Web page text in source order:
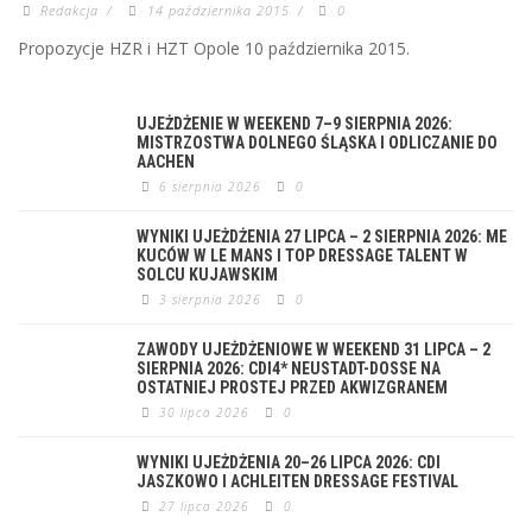
Redakcja / 14 października 2015 / 0
Propozycje HZR i HZT Opole 10 października 2015.
UJEŻDŻENIE W WEEKEND 7–9 SIERPNIA 2026:
MISTRZOSTWA DOLNEGO ŚLĄSKA I ODLICZANIE DO
AACHEN
6 sierpnia 2026 0
WYNIKI UJEŻDŻENIA 27 LIPCA – 2 SIERPNIA 2026: ME
KUCÓW W LE MANS I TOP DRESSAGE TALENT W
SOLCU KUJAWSKIM
3 sierpnia 2026 0
ZAWODY UJEŻDŻENIOWE W WEEKEND 31 LIPCA – 2
SIERPNIA 2026: CDI4* NEUSTADT-DOSSE NA
OSTATNIEJ PROSTEJ PRZED AKWIZGRANEM
30 lipca 2026 0
WYNIKI UJEŻDŻENIA 20–26 LIPCA 2026: CDI
JASZKOWO I ACHLEITEN DRESSAGE FESTIVAL
27 lipca 2026 0